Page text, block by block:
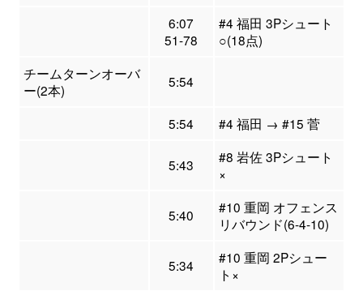
6:07
51-78
#4 福田 3Pシュート
○(18点)
チームターンオーバ
ー(2本)
5:54
5:54 #4 福田 → #15 菅
5:43
#8 岩佐 3Pシュート
×
5:40
#10 重岡 オフェンス
リバウンド(6-4-10)
5:34
#10 重岡 2Pシュー
ト×